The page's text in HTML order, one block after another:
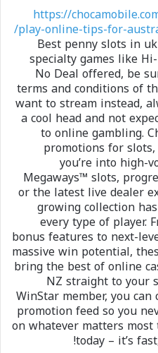
https://
play-online-tips-for-
Best penny slots in
specialty games like
No Deal offered, be
terms and conditions of
want to stream instead,
a cool head and not
to online gambling.
promotions for
you’re into high-
Megaways™ slots,
or the latest live dealer
growing collection
every type of player.
bonus features to next-
massive win potential,
bring the best of online
NZ straight to your
WinStar member, you
promotion feed so you
on whatever matters most
today – it’s